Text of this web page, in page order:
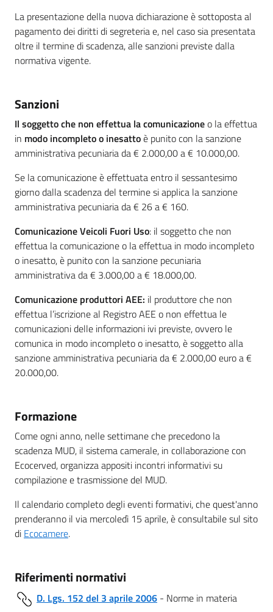
La presentazione della nuova dichiarazione è sottoposta al
pagamento dei diritti di segreteria e, nel caso sia presentata
oltre il termine di scadenza, alle sanzioni previste dalla
normativa vigente.
Sanzioni
Il soggetto che non effettua la comunicazioneo la effettua
in modo incompleto o inesattoè punito con la sanzione
amministrativa pecuniaria da € 2.000,00 a € 10.000,00.
Se la comunicazione è effettuata entro il sessantesimo
giorno dalla scadenza del termine si applica la sanzione
amministrativa pecuniaria da € 26 a € 160.
Comunicazione Veicoli Fuori Uso: il soggetto che non
effettua la comunicazione o la effettua in modo incompleto
o inesatto, è punito con la sanzione pecuniaria
amministrativa da € 3.000,00 a € 18.000,00.
Comunicazione produttori AEE: il produttore che non
effettua l’iscrizione al Registro AEE o non effettua le
comunicazioni delle informazioni ivi previste, ovvero le
comunica in modo incompleto o inesatto, è soggetto alla
sanzione amministrativa pecuniaria da € 2.000,00 euro a €
20.000,00.
Formazione
Come ogni anno, nelle settimane che precedono la
scadenza MUD, il sistema camerale, in collaborazione con
Ecocerved, organizza appositi incontri informativi su
compilazione e trasmissione del MUD.
Il calendario completo degli eventi formativi, che quest'anno
prenderanno il via mercoledì 15 aprile, è consultabile sul sito
di Ecocamere.
Riferimenti normativi
D. Lgs. 152 del 3 aprile 2006 - Norme in materia